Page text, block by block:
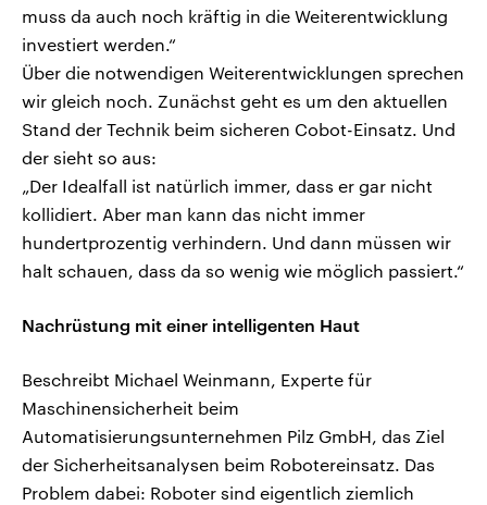
muss da auch noch kräftig in die Weiterentwicklung
investiert werden.“
Über die notwendigen Weiterentwicklungen sprechen
wir gleich noch. Zunächst geht es um den aktuellen
Stand der Technik beim sicheren Cobot-Einsatz. Und
der sieht so aus:
„Der Idealfall ist natürlich immer, dass er gar nicht
kollidiert. Aber man kann das nicht immer
hundertprozentig verhindern. Und dann müssen wir
halt schauen, dass da so wenig wie möglich passiert.“
Nachrüstung mit einer intelligenten Haut
Beschreibt Michael Weinmann, Experte für
Maschinensicherheit beim
Automatisierungsunternehmen Pilz GmbH, das Ziel
der Sicherheitsanalysen beim Robotereinsatz. Das
Problem dabei: Roboter sind eigentlich ziemlich